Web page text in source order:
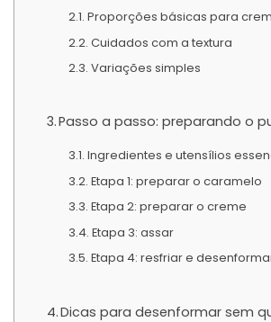
Proporções básicas para
Cuidados com a textura
Variações simples
Passo a passo: preparando o
Ingredientes e utensílios
Etapa 1: preparar o caramelo
Etapa 2: preparar o creme
Etapa 3: assar
Etapa 4: resfriar e
Dicas para desenformar sem